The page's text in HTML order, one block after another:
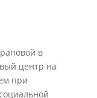
в
центр на
при